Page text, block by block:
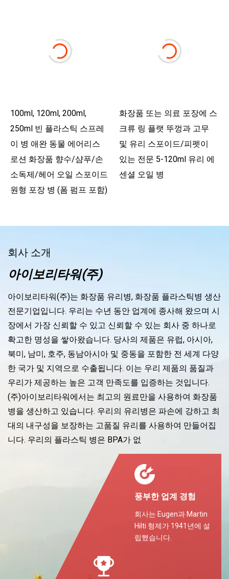
100ml, 120ml, 200ml,
250ml 빈 플라스틱 스프레
이 병 애완 동물 에어리스
로션 화장품 향수/샴푸/손
소독제/헤어 오일 스포이드
원형 포장 병 (폼 펌프 포함)
화장품 또는 의료 포장에 스
크류 링 플랫 뚜껑과 고무
및 유리 스포이드/피펫이
있는 전문 5-120ml 유리 에
센셜 오일 병
회사 소개
아이보리타워(주)
아이보리타워(주)는 화장품 유리병, 화장품 플라스틱병 생산
전문기업입니다. 우리는 수년 동안 업계에 종사해 왔으며 시
장에서 가장 신뢰할 수 있고 신뢰할 수 있는 회사 중 하나로
확고한 명성을 쌓아왔습니다. 당사의 제품은 유럽, 아시아,
북미, 남미, 호주, 동남아시아 및 중동을 포함한 전 세계 다양
한 국가 및 지역으로 수출됩니다. 이는 우리 제품의 품질과
우리가 제공하는 높은 고객 만족도를 입증하는 것입니다.
(주)아이보리타워에서는 최고의 원료만을 사용하여 화장품
병을 생산하고 있습니다. 우리의 유리병은 파손에 강하고 최
대의 내구성을 보장하는 고품질 유리를 사용하여 만들어집
니다. 우리의 플라스틱 병은 BPA가 없
풍부한 업계 경험
회사는 Eugen과 Martin
Hilti 형제가 1941년에 설
립했습니다.